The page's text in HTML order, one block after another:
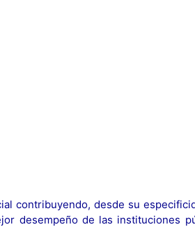
contribuyendo, desde su
desempeño de las instituciones